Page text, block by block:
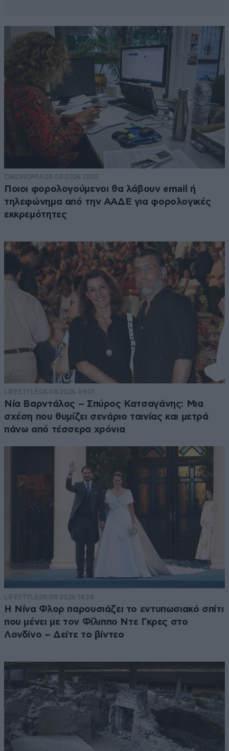
ΟΙΚΟΝΟΜΙΑ08·08·2026 13:03
Ποιοι φορολογούμενοι θα λάβουν email ή
τηλεφώνημα από την ΑΑΔΕ για φορολογικές
εκκρεμότητες
LIFESTYLE08·08·2026 09:01
Νία Βαρντάλος – Σπύρος Κατσαγάνης: Μια
σχέση που θυμίζει σενάριο ταινίας και μετρά
πάνω από τέσσερα χρόνια
LIFESTYLE08·08·2026 16:24
Η Νίνα Φλορ παρουσιάζει το εντυπωσιακό σπίτι
που μένει με τον Φίλιππο Ντε Γκρες στο
Λονδίνο – Δείτε το βίντεο